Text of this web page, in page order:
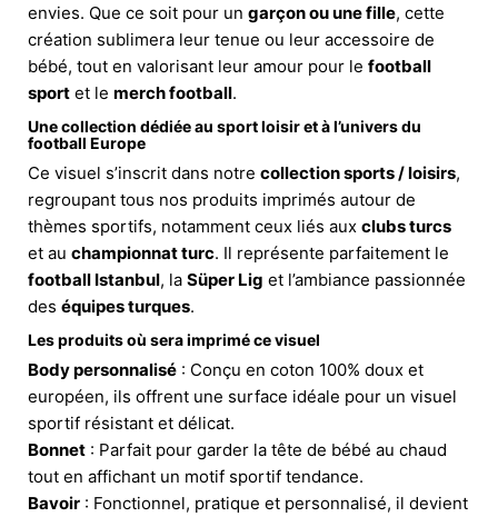
envies. Que ce soit pour un garçon ou une fille, cette
création sublimera leur tenue ou leur accessoire de
bébé, tout en valorisant leur amour pour le football
sport et le merch football.
Une collection dédiée au sport loisiret à l’univers du
football Europe
Ce visuel s’inscrit dans notre collection sports / loisirs,
regroupant tous nos produits imprimés autour de
thèmes sportifs, notamment ceux liés aux clubs turcs
et au championnat turc. Il représente parfaitement le
football Istanbul, la Süper Lig et l’ambiance passionnée
des équipes turques.
Les produits où sera imprimé ce visuel
Body personnalisé : Conçu en coton 100% doux et
européen, ils offrent une surface idéale pour un visuel
sportif résistant et délicat.
Bonnet : Parfait pour garder la tête de bébé au chaud
tout en affichant un motif sportif tendance.
Bavoir : Fonctionnel, pratique et personnalisé, il devient